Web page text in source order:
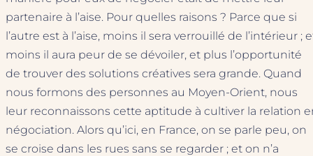
partenaire à l’aise. Pour quelles raisons ? Parce que si
l’autre est à l’aise, moins il sera verrouillé de l’intérieur ;
moins il aura peur de se dévoiler, et plus l’opportunité
de trouver des solutions créatives sera grande. Quand
nous formons des personnes au Moyen-Orient, nous
leur reconnaissons cette aptitude à cultiver la relation
négociation. Alors qu’ici, en France, on se parle peu, on
se croise dans les rues sans se regarder ; et on n’a